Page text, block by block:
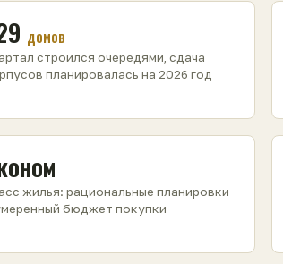
домов
строился очередями, сдача
планировалась на 2026 год
жилья: рациональные планировки
бюджет покупки